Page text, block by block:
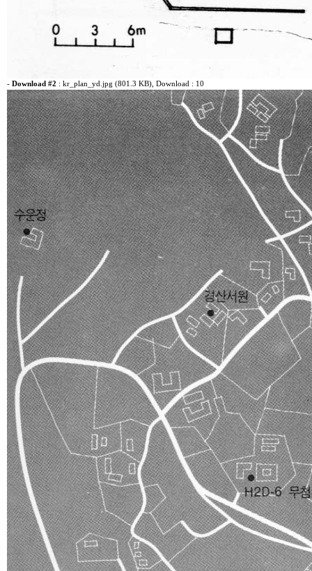
- Download #2 : kr_plan_yd.jpg (801.3 KB) , Download : 10